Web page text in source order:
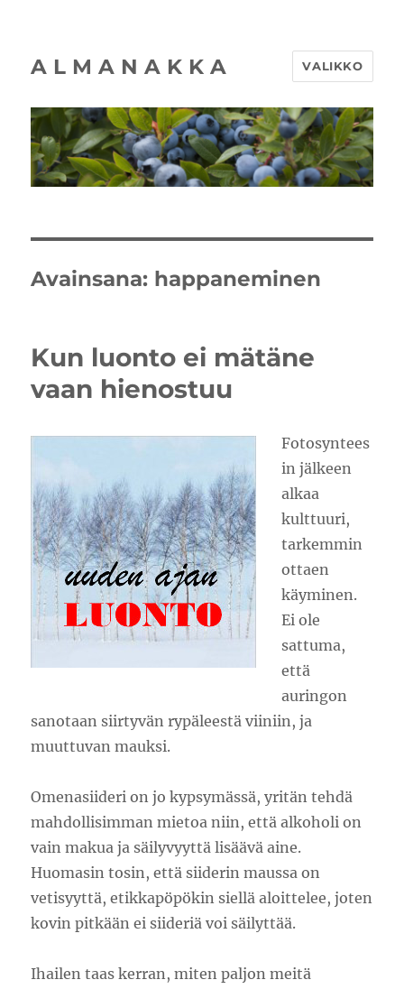
A L M A N A K K A VALIKKO
Avainsana: happaneminen
Kun luonto ei mätäne
vaan hienostuu
Fotosyntees
in jälkeen
alkaa
kulttuuri,
tarkemmin
ottaen
käyminen.
Ei ole
sattuma,
että
auringon
sanotaan siirtyvän rypäleestä viiniin, ja
muuttuvan mauksi.
Omenasiideri on jo kypsymässä, yritän tehdä
mahdollisimman mietoa niin, että alkoholi on
vain makua ja säilyvyyttä lisäävä aine.
Huomasin tosin, että siiderin maussa on
vetisyyttä, etikkapöpökin siellä aloittelee, joten
kovin pitkään ei siideriä voi säilyttää.
Ihailen taas kerran, miten paljon meitä